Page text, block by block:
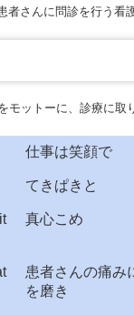
者さんに問診を行う看
モットーに、診療に取
仕事は笑顔で
てきぱきと
真心こめ
患者さんの痛み
を磨き